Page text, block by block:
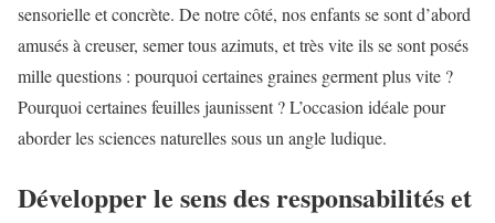
sensorielle et concrète. De notre côté, nos enfants se sont d’abord
amusés à creuser, semer tous azimuts, et très vite ils se sont posés
mille questions : pourquoi certaines graines germent plus vite ?
Pourquoi certaines feuilles jaunissent ? L’occasion idéale pour
aborder les sciences naturelles sous un angle ludique.
Développer le sens des responsabilités et